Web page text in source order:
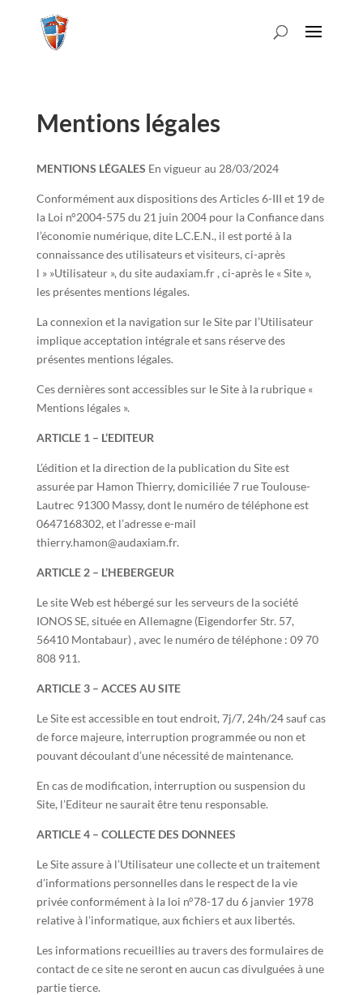
Mentions légales
MENTIONS LÉGALES En vigueur au 28/03/2024
Conformément aux dispositions des Articles 6-III et 19 de
la Loi n°2004-575 du 21 juin 2004 pour la Confiance dans
l’économie numérique, dite L.C.E.N., il est porté à la
connaissance des utilisateurs et visiteurs, ci-après
l » »Utilisateur », du site audaxiam.fr , ci-après le « Site »,
les présentes mentions légales.
La connexion et la navigation sur le Site par l’Utilisateur
implique acceptation intégrale et sans réserve des
présentes mentions légales.
Ces dernières sont accessibles sur le Site à la rubrique «
Mentions légales ».
ARTICLE 1 – L’EDITEUR
L’édition et la direction de la publication du Site est
assurée par Hamon Thierry, domiciliée 7 rue Toulouse-
Lautrec 91300 Massy, dont le numéro de téléphone est
0647168302, et l’adresse e-mail
thierry.hamon@audaxiam.fr.
ARTICLE 2 – L’HEBERGEUR
Le site Web est hébergé sur les serveurs de la société
IONOS SE, située en Allemagne (Eigendorfer Str. 57,
56410 Montabaur) , avec le numéro de téléphone : 09 70
808 911.
ARTICLE 3 – ACCES AU SITE
Le Site est accessible en tout endroit, 7j/7, 24h/24 sauf cas
de force majeure, interruption programmée ou non et
pouvant découlant d’une nécessité de maintenance.
En cas de modification, interruption ou suspension du
Site, l’Editeur ne saurait être tenu responsable.
ARTICLE 4 – COLLECTE DES DONNEES
Le Site assure à l’Utilisateur une collecte et un traitement
d’informations personnelles dans le respect de la vie
privée conformément à la loi n°78-17 du 6 janvier 1978
relative à l’informatique, aux fichiers et aux libertés.
Les informations recueillies au travers des formulaires de
contact de ce site ne seront en aucun cas divulguées à une
partie tierce.